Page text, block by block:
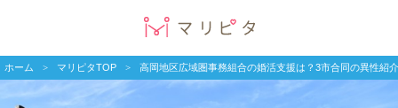
ホーム マリピタTOP 高岡地区広域圏事務組合の婚活支援は？3市合同の異性紹